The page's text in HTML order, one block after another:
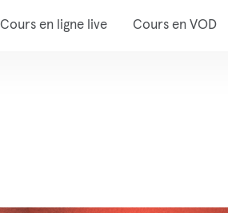
Cours en ligne live Cours en VOD